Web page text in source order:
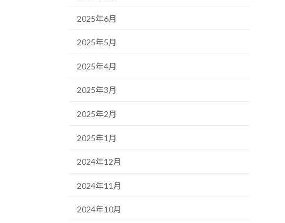
2025年6月
2025年5月
2025年4月
2025年3月
2025年2月
2025年1月
2024年12月
2024年11月
2024年10月